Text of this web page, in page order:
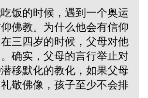
饭的时候，遇到一个奥运
佛教。为什么他会有信仰
三四岁的时候，父母对他
确实，父母的言行举止对
移默化的教化，如果父母
敬佛像，孩子至少不会排